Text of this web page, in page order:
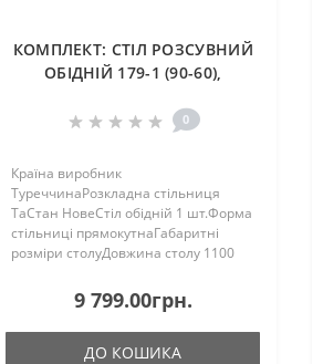
КОМПЛЕКТ: СТІЛ РОЗСУВНИЙ
ОБІДНІЙ 179-1 (90-60),
0
Країна виробник
ТуреччинаРозкладна стільниця
ТаСтан НовеСтіл обідній 1 шт.Форма
стільниці прямокутнаГабаритні
розміри столуДовжина столу 1100
(розкладеному) стані 1700
ммДовжина столу в зрушеному
(складеному) стані 1100 ..
9 799.00грн.
ДО КОШИКА